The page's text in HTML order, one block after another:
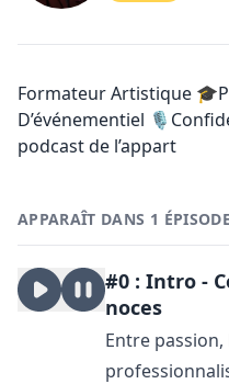
Formateur Artistique
D’événementiel
podcast de l’appart
APPARAÎT DANS 1 ÉPISODE
#0 : Intro -
noces
Entre